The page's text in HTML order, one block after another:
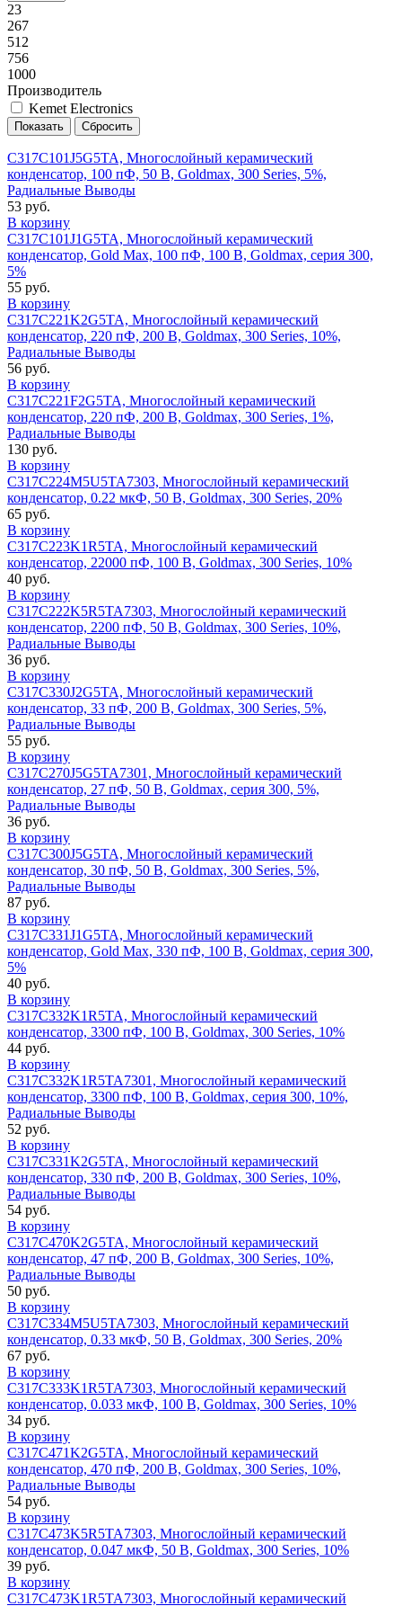
23
267
512
756
1000
Производитель
Kemet Electronics
C317C101J5G5TA, Многослойный керамический
конденсатор, 100 пФ, 50 В, Goldmax, 300 Series, 5%,
Радиальные Выводы
53 руб.
В корзину
C317C101J1G5TA, Многослойный керамический
конденсатор, Gold Max, 100 пФ, 100 В, Goldmax, серия 300,
5%
55 руб.
В корзину
C317C221K2G5TA, Многослойный керамический
конденсатор, 220 пФ, 200 В, Goldmax, 300 Series, 10%,
Радиальные Выводы
56 руб.
В корзину
C317C221F2G5TA, Многослойный керамический
конденсатор, 220 пФ, 200 В, Goldmax, 300 Series, 1%,
Радиальные Выводы
130 руб.
В корзину
C317C224M5U5TA7303, Многослойный керамический
конденсатор, 0.22 мкФ, 50 В, Goldmax, 300 Series, 20%
65 руб.
В корзину
C317C223K1R5TA, Многослойный керамический
конденсатор, 22000 пФ, 100 В, Goldmax, 300 Series, 10%
40 руб.
В корзину
C317C222K5R5TA7303, Многослойный керамический
конденсатор, 2200 пФ, 50 В, Goldmax, 300 Series, 10%,
Радиальные Выводы
36 руб.
В корзину
C317C330J2G5TA, Многослойный керамический
конденсатор, 33 пФ, 200 В, Goldmax, 300 Series, 5%,
Радиальные Выводы
55 руб.
В корзину
C317C270J5G5TA7301, Многослойный керамический
конденсатор, 27 пФ, 50 В, Goldmax, серия 300, 5%,
Радиальные Выводы
36 руб.
В корзину
C317C300J5G5TA, Многослойный керамический
конденсатор, 30 пФ, 50 В, Goldmax, 300 Series, 5%,
Радиальные Выводы
87 руб.
В корзину
C317C331J1G5TA, Многослойный керамический
конденсатор, Gold Max, 330 пФ, 100 В, Goldmax, серия 300,
5%
40 руб.
В корзину
C317C332K1R5TA, Многослойный керамический
конденсатор, 3300 пФ, 100 В, Goldmax, 300 Series, 10%
44 руб.
В корзину
C317C332K1R5TA7301, Многослойный керамический
конденсатор, 3300 пФ, 100 В, Goldmax, серия 300, 10%,
Радиальные Выводы
52 руб.
В корзину
C317C331K2G5TA, Многослойный керамический
конденсатор, 330 пФ, 200 В, Goldmax, 300 Series, 10%,
Радиальные Выводы
54 руб.
В корзину
C317C470K2G5TA, Многослойный керамический
конденсатор, 47 пФ, 200 В, Goldmax, 300 Series, 10%,
Радиальные Выводы
50 руб.
В корзину
C317C334M5U5TA7303, Многослойный керамический
конденсатор, 0.33 мкФ, 50 В, Goldmax, 300 Series, 20%
67 руб.
В корзину
C317C333K1R5TA7303, Многослойный керамический
конденсатор, 0.033 мкФ, 100 В, Goldmax, 300 Series, 10%
34 руб.
В корзину
C317C471K2G5TA, Многослойный керамический
конденсатор, 470 пФ, 200 В, Goldmax, 300 Series, 10%,
Радиальные Выводы
54 руб.
В корзину
C317C473K5R5TA7303, Многослойный керамический
конденсатор, 0.047 мкФ, 50 В, Goldmax, 300 Series, 10%
39 руб.
В корзину
C317C473K1R5TA7303, Многослойный керамический